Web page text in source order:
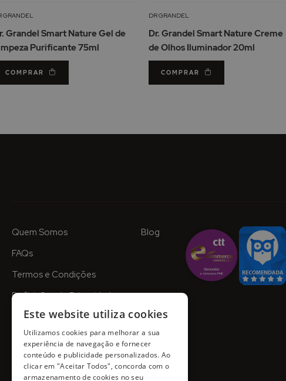
Lista
Desejos
GRANDEL
Grandel Smart Nature Gel de
Purificante 75ml
COMPRAR
DR GRANDEL
Dr. Grandel Smart Nature Creme
de Olhos Iluminador 20ml
COMPRAR
Quem Somos
FAQs
Termos e Condições
Definições de Privacidade
Blog
Este website utiliza cookies
Utilizamos cookies para melhorar a sua
experiência de navegação e fornecer
conteúdo e publicidade personalizados. Ao
clicar em "Aceitar Todos", concorda com o
armazenamento de cookies no seu